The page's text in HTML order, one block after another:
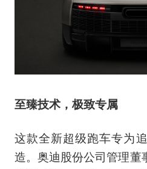
至臻技术，极致专属
这款全新超级跑车专为
造。奥迪股份公司管理董